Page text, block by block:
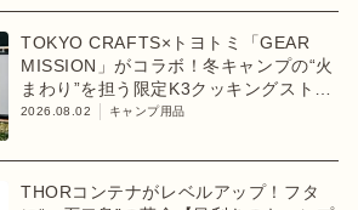
TOKYO CRAFTS×トヨトミ「GEAR
MISSION」がコラボ！冬キャンプの“火
まわり”を担う限定K3クッキングストー
ブが登場
2026.08.02 キャンプ用品
THORコンテナがレベルアップ！フタ